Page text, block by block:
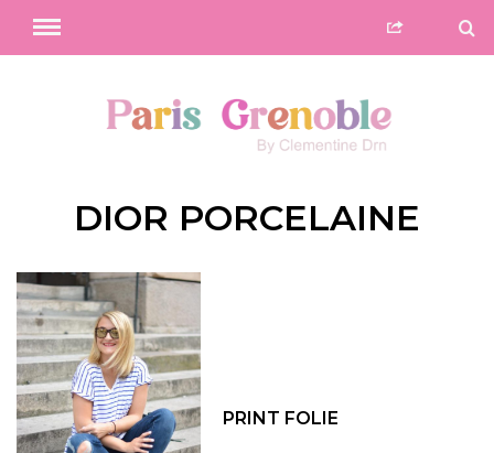
DIOR PORCELAINE
PRINT FOLIE